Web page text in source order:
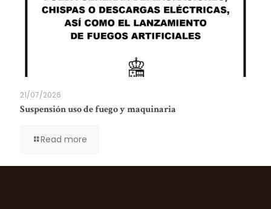
21/07/2026
Suspensión uso de fuego y maquinaria
Read more